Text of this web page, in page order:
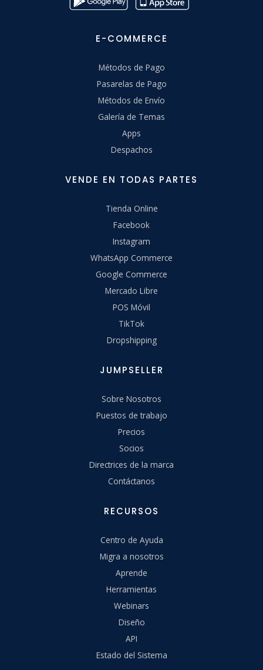
E-COMMERCE
Métodos de Pago
Pasarelas de Pago
Métodos de Envío
Galería de Temas
Apps
Despachos
VENDE EN TODAS PARTES
Tienda Online
Facebook
Instagram
WhatsApp Commerce
Google Commerce
Mercado Libre
POS Móvil
TikTok
Dropshipping
JUMPSELLER
Sobre Nosotros
Puestos de trabajo
Precios
Socios
Directrices de la marca
Contáctanos
RECURSOS
Centro de Ayuda
Migra a nosotros
Aprende
Herramientas
Webinars
Diseño
API
Estado del Sistema